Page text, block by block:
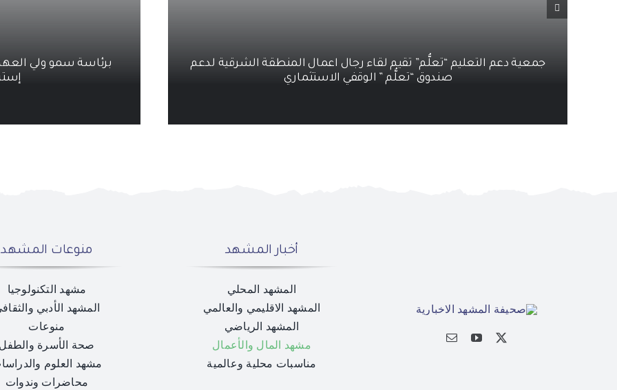
جمعية دعم التعليم “تعلُّم” تقيم لقاء رجال اعمال المنطقة الشرقية لدعم
صندوق “تعلُّم ” الوقفي الاستثماري
برئاسة سمو ولي
أخبار المشهد
المشهد المحلي
المشهد الاقليمي والعالمي
المشهد الرياضي
مشهد المال والأعمال
مناسبات محلية وعالمية
منوعات المشهد
مشهد التكنولوجيا
المشهد الأدبي
منوعات
صحة الأسرة والطفل
مشهد العلوم
محاضرات وندوات